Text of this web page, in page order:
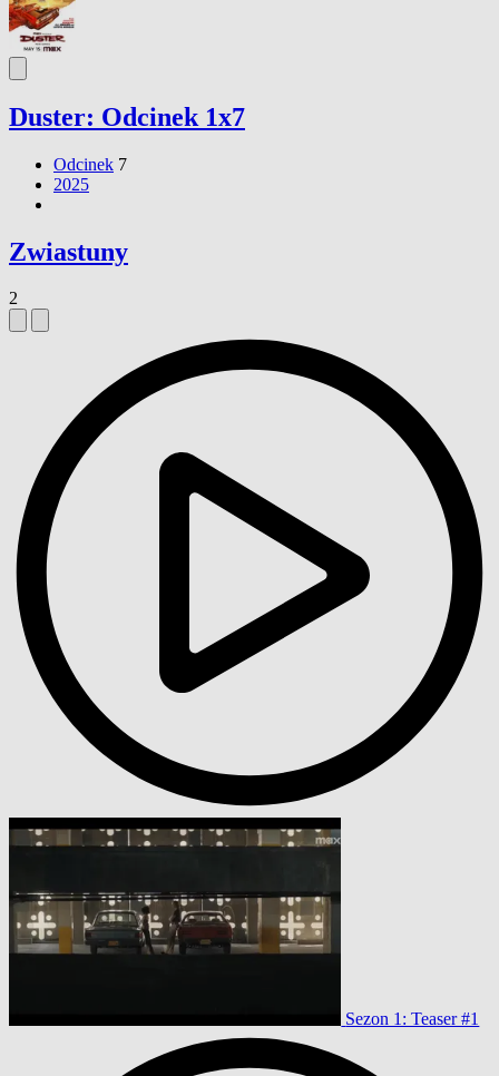
Duster: Odcinek 1x7
Odcinek 7
2025
Zwiastuny
2
Sezon 1: Teaser #1